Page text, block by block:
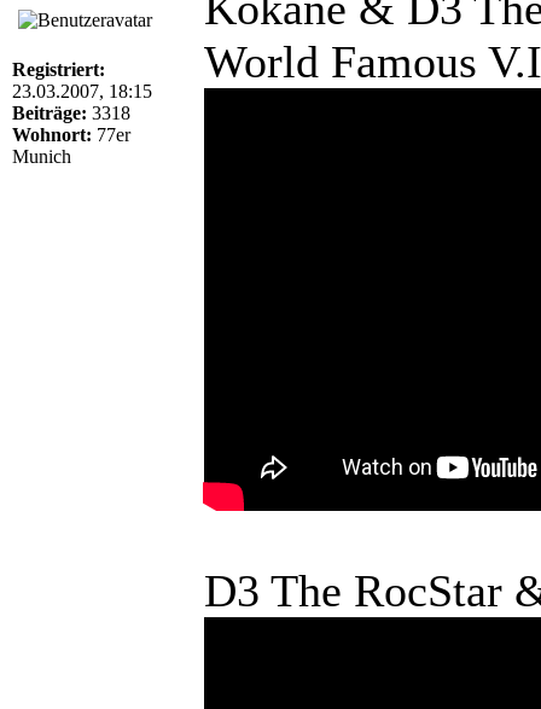
Registriert:
23.03.2007, 18:15
Beiträge: 3318
Wohnort: 77er
Munich
World Famous
D3 The RocStar